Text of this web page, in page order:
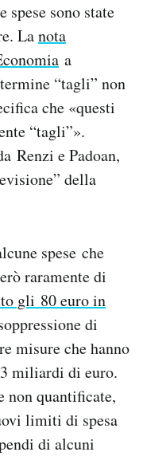
spese sono state
Lanota
a
“tagli” non
che «questi
“tagli”».
Renzi e Padoan,
della
spese che
raramente di
gli 80 euro in
di
misure che hanno
miliardi di euro.
non quantificate,
limiti di spesa
di alcuni